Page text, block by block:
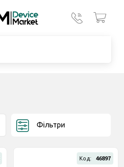
Фільтри
Код: 46897